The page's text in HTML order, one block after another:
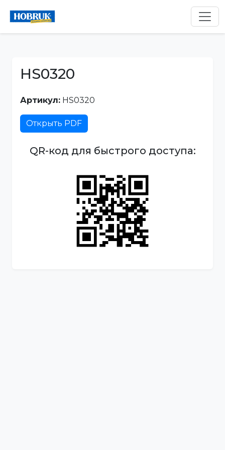
HS0320
Артикул: HS0320
Открыть PDF
QR-код для быстрого доступа: